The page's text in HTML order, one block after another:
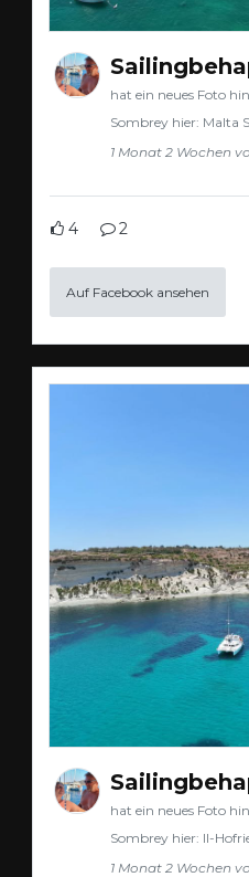
hat ein neues Foto
Sombrey hier: Malta
1 Monat 2 Wochen
4 2
Auf Facebook ansehen
hat ein neues Foto
Sombrey hier: Il-
1 Monat 2 Wochen